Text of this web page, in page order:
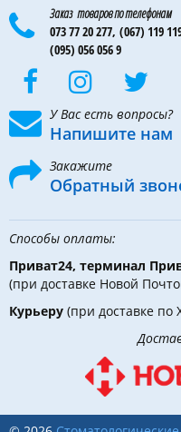
Заказ товаров по телефонам
073 77 20 277, (067) 119
(095) 056 056 9
У Вас есть вопросы?
Напишите нам
Закажите
Обратный
Способы оплаты:
Приват24, терминал
(при доставке Новой
Курьеру (при доставке по